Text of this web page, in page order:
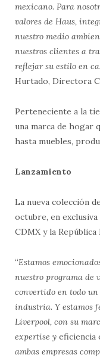
mexicano. Para
valores de Haus,
nuestro medio
nuestros clientes a
reflejar su estilo en
Hurtado, Directora
Perteneciente a la
una marca de hogar
hasta muebles,
Lanzamiento
La nueva colección
octubre, en
CDMX y la República
“Estamos
nuestro programa de
convertido en todo
industria. Y estamos
Liverpool, con su
expertise y eficiencia
ambas empresas